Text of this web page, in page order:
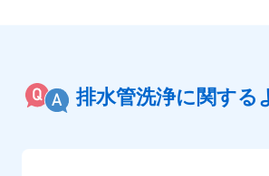
排水管洗浄に関する